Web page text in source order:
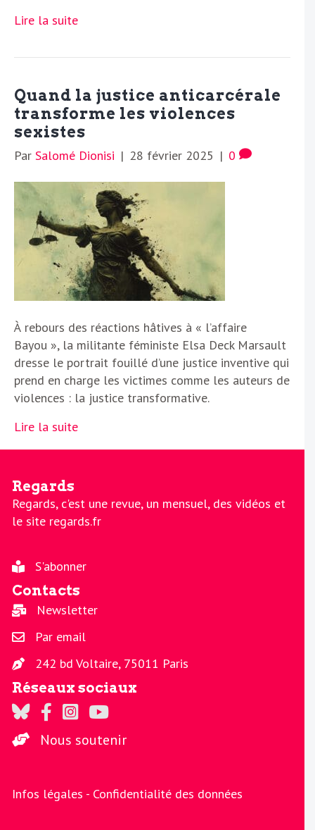
Lire la suite
Quand la justice anticarcérale
transforme les violences
sexistes
Par Salomé Dionisi | 28 février 2025 | 0
À rebours des réactions hâtives à « l’affaire
Bayou », la militante féministe Elsa Deck Marsault
dresse le portrait fouillé d’une justice inventive qui
prend en charge les victimes comme les auteurs de
violences : la justice transformative.
Lire la suite
Regards
Regards, c'est une revue, un mensuel, des vidéos et
le site regards.fr
S'abonner
Contacts
Newsletter
Par email
242 bd Voltaire, 75011 Paris
Réseaux sociaux
Regards sur Twitter
Regards sur Facebook
Regards sur Instagram
La chaine Regards sur Youtube
Nous soutenir
Infos légales - Confidentialité des données